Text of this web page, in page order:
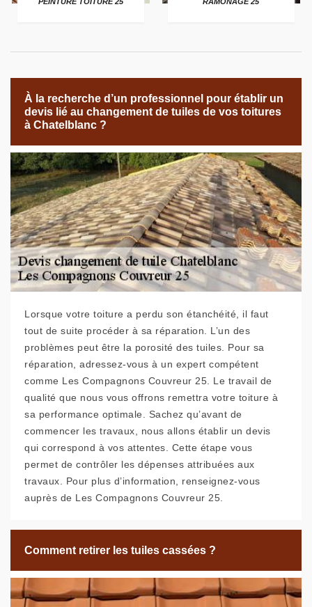
À la recherche d’un professionnel pour établir un
devis lié au changement de tuiles de vos toitures
à Chatelblanc ?
Lorsque votre toiture a perdu son étanchéité, il faut
tout de suite procéder à sa réparation. L’un des
problèmes peut être la porosité des tuiles. Pour sa
réparation, adressez-vous à un expert compétent
comme Les Compagnons Couvreur 25. Le travail de
qualité que nous vous offrons remettra votre toiture à
sa performance optimale. Sachez qu’avant de
commencer les travaux, nous allons établir un devis
qui correspond à vos attentes. Cette étape vous
permet de contrôler les dépenses attribuées aux
travaux. Pour plus d’information, renseignez-vous
auprès de Les Compagnons Couvreur 25.
Comment retirer les tuiles cassées ?